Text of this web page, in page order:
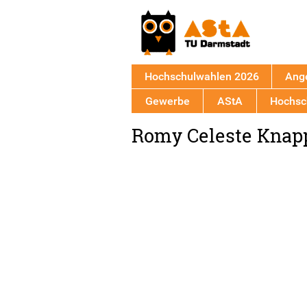
to
top
Romy Celeste
Hochschulwahlen 2026
Gewerbe
AStA